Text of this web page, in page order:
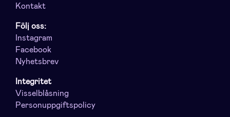
Kontakt
Följ oss:
Instagram
Facebook
Nyhetsbrev
Integritet
Visselblåsning
Personuppgiftspolicy